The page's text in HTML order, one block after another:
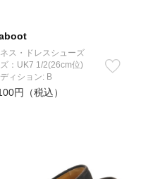
ス・ドレスシューズ
：UK7 1/2(26cm位)
ィション: B
円（税込）